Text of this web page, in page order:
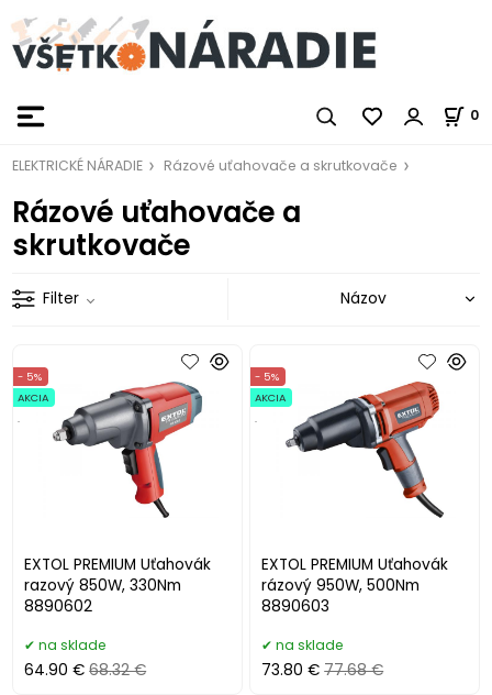
0
ELEKTRICKÉ NÁRADIE Rázové uťahovače a skrutkovače
Rázové uťahovače a
skrutkovače
Filter
EXTOL PREMIUM Uťahovák
razový 850W, 330Nm
8890602
- 5%
AKCIA
.
na sklade
64.90 € 68.32 €
EXTOL PREMIUM Uťahovák
rázový 950W, 500Nm
8890603
- 5%
AKCIA
.
na sklade
73.80 € 77.68 €